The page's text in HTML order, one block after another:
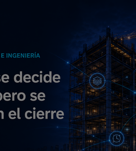
29%
|
NOTICIAS PRODUCTOS
EMPRESAS PREMIUM